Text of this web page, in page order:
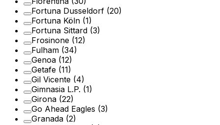
Fortuna Dusseldorf (20)
Fortuna Köln (1)
Fortuna Sittard (3)
Frosinone (12)
Fulham (34)
Genoa (12)
Getafe (11)
Gil Vicente (4)
Gimnasia L.P. (1)
Girona (22)
Go Ahead Eagles (3)
Granada (2)